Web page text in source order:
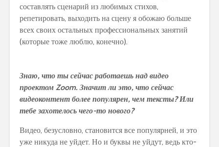
составлять сценарий из любимых стихов,
репетировать, выходить на сцену я обожаю больше
всех своих остальных профессиональных занятий
(которые тоже люблю, конечно).
Знаю, что ты сейчас работаешь над видео
проектом Zoom. Значит ли это, что сейчас
видеоконтент более популярен, чем тексты? Или
тебе захотелось чего-то нового?
Видео, безусловно, становится все популярней, и это
уже никуда не уйдет. Но и буквы не уйдут, ведь кто-